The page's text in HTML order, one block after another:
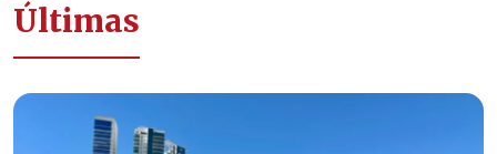
Últimas